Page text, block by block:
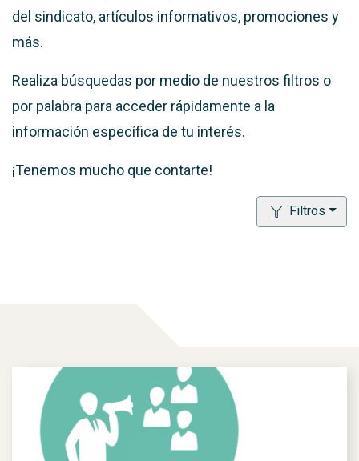
del sindicato, artículos informativos, promociones y
más.
Realiza búsquedas por medio de nuestros filtros o
por palabra para acceder rápidamente a la
información específica de tu interés.
¡Tenemos mucho que contarte!
Filtros